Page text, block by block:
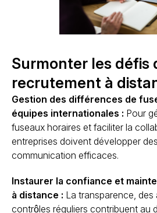
Surmonter les défis
recrutement à
Gestion des différences de
équipes internationales : Pour
fuseaux horaires et faciliter la
entreprises doivent développer
communication efficaces.
Instaurer la confiance et
à distance : La transparence,
contrôles réguliers contribuent au